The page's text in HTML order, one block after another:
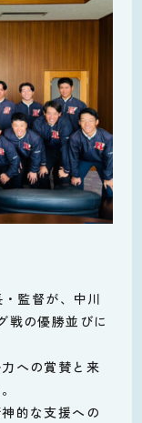
監督が、中川
戦の優勝並びに
への賞賛と来
的な支援への